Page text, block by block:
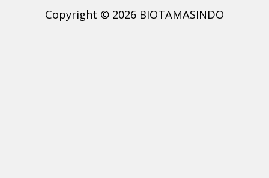
Copyright © 2026 BIOTAMASINDO